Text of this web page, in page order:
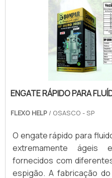
girando, o que gera.
ENGATE RÁPIDO PARA
FLEXO HELP / OSASCO - SP
O engate rápido para
extremamente
fornecidos com
espigão. A fabricação